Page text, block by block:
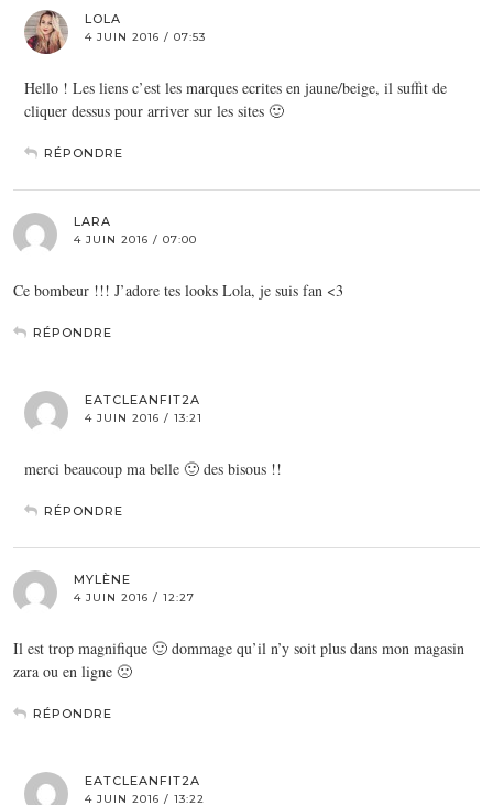
LOLA
4 JUIN 2016 / 07:53
Hello ! Les liens c’est les marques ecrites en jaune/beige, il suffit de
cliquer dessus pour arriver sur les sites 🙂
RÉPONDRE
LARA
4 JUIN 2016 / 07:00
Ce bombeur !!! J’adore tes looks Lola, je suis fan <3
RÉPONDRE
EATCLEANFIT2A
4 JUIN 2016 / 13:21
merci beaucoup ma belle 🙂 des bisous !!
RÉPONDRE
MYLÈNE
4 JUIN 2016 / 12:27
Il est trop magnifique 🙂 dommage qu’il n’y soit plus dans mon magasin
zara ou en ligne 🙁
RÉPONDRE
EATCLEANFIT2A
4 JUIN 2016 / 13:22